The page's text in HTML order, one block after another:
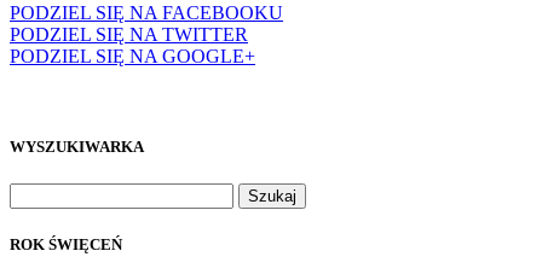
PODZIEL SIĘ NA FACEBOOKU
PODZIEL SIĘ NA TWITTER
PODZIEL SIĘ NA GOOGLE+
WYSZUKIWARKA
ROK ŚWIĘCEŃ